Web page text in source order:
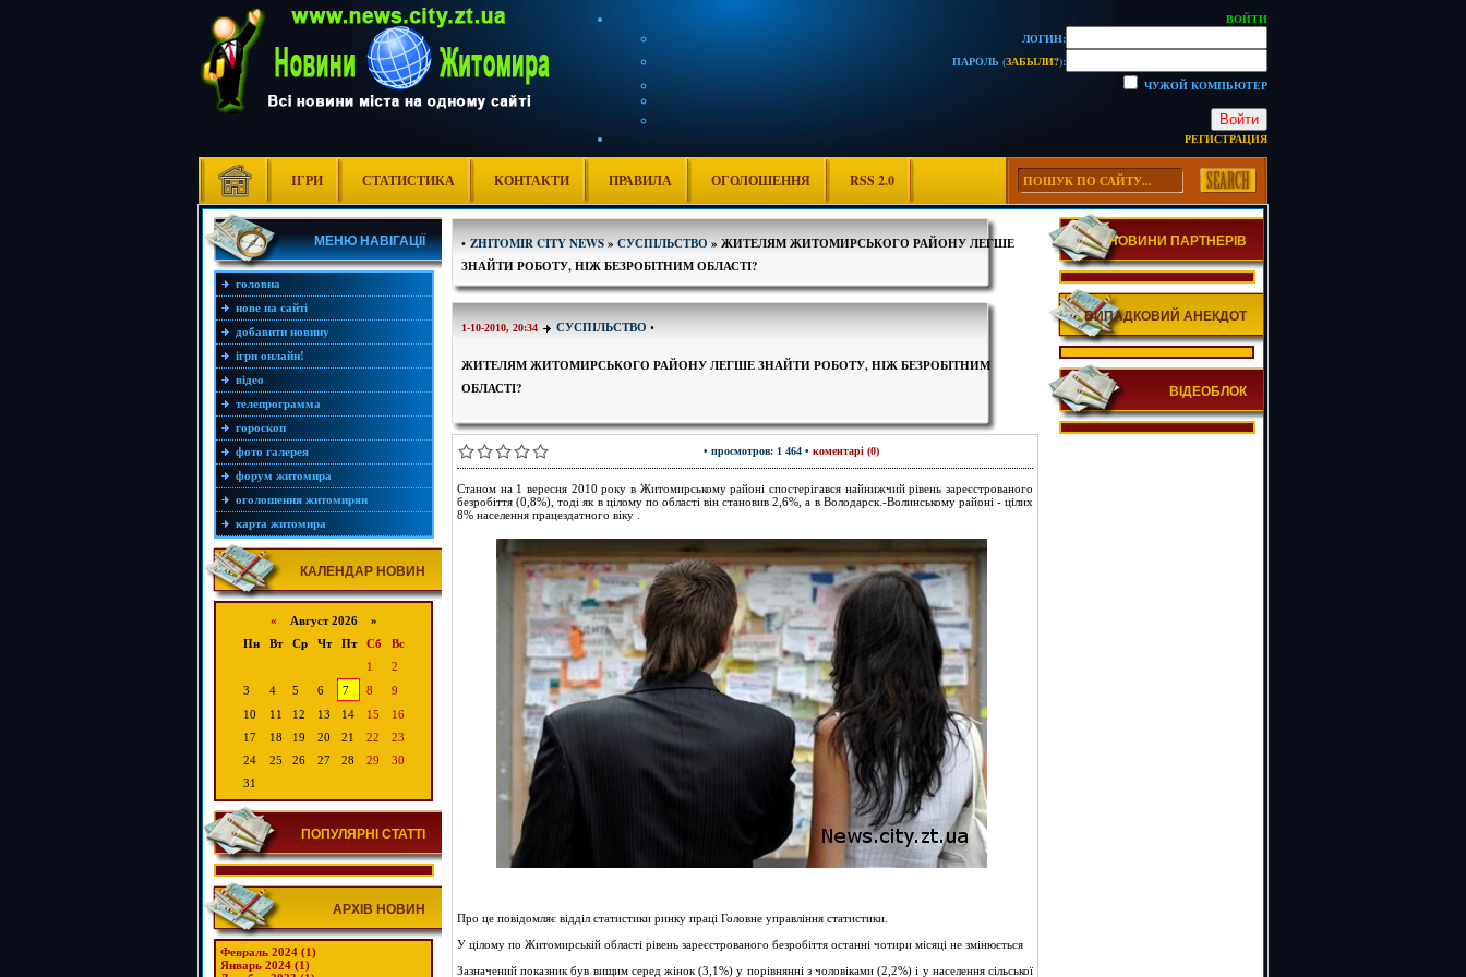
ВОЙТИ
ЛОГИН:
ПАРОЛЬ (ЗАБЫЛИ?):
ЧУЖОЙ КОМПЬЮТЕР
Войти
РЕГИСТРАЦИЯ
ІГРИ СТАТИСТИКА КОНТАКТИ ПРАВИЛА ОГОЛОШЕННЯ RSS 2.0
МЕНЮ НАВІГАЦІЇ
головна
нове на сайті
добавити новину
ігри онлайн!
відео
телепрограмма
гороскоп
фото галерея
форум житомира
оголошення житомирян
карта житомира
КАЛЕНДАР НОВИН
« Август 2026 »
Пн
Вт Ср Чт Пт Сб
Вс
1
2
3
4 5 6 7 8
9
10
11 12 13 14 15
16
17
18 19 20 21 22
23
24
25 26 27 28 29
30
31
ПОПУЛЯРНІ СТАТТІ
АРХІВ НОВИН
Февраль 2024 (1)
Январь 2024 (1)
• ZHITOMIR CITY NEWS» СУСПІЛЬСТВО » ЖИТЕЛЯМ ЖИТОМИРСЬКОГО РАЙОНУ ЛЕГШЕ
ЗНАЙТИ РОБОТУ, НІЖ БЕЗРОБІТНИМ ОБЛАСТІ?
1-10-2010, 20:34 СУСПІЛЬСТВО •
ЖИТЕЛЯМ ЖИТОМИРСЬКОГО РАЙОНУ ЛЕГШЕ ЗНАЙТИ РОБОТУ, НІЖ БЕЗРОБІТНИМ
ОБЛАСТІ?
• просмотров: 1 464 • коментарі (0)
Станом на 1 вересня 2010 року в Житомирському районі спостерігався найнижчий рівень зареєстрованого
безробіття (0,8%), тоді як в цілому по області він становив 2,6%, а в Володарск.-Волинському районі - цілих
8% населення працездатного віку .
Про це повідомляє відділ статистики ринку праці Головне управління статистики.
У цілому по Житомирській області рівень зареєстрованого безробіття останні чотири місяці не змінюється
Зазначений показник був вищим серед жінок (3,1%) у порівнянні з чоловіками (2,2%) і у населення сільської
НОВИНИ ПАРТНЕРІВ
ВИПАДКОВИЙ АНЕКДОТ
ВІДЕОБЛОК